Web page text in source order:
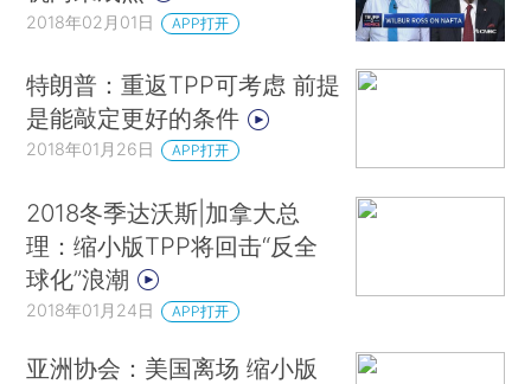
2018年02月01日 APP打开
特朗普：重返TPP可考虑 前提
是能敲定更好的条件
2018年01月26日 APP打开
2018冬季达沃斯|加拿大总
理：缩小版TPP将回击“反全
球化”浪潮
2018年01月24日 APP打开
亚洲协会：美国离场 缩小版